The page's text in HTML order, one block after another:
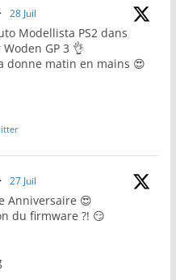
· 28 Juil
Modellista PS2 dans
GP 3 👌
donne matin en mains 😍
· 27 Juil
Anniversaire 😍
du firmware ?! 😏